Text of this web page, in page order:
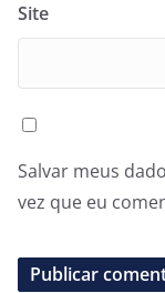
Site
Salvar meus
vez que eu